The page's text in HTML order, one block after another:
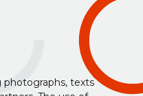
photographs, texts